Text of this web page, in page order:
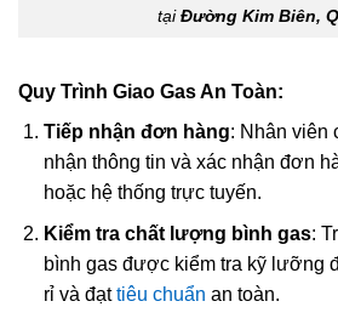
tạiĐường Kim Biên,
Quy Trình Giao Gas An Toàn:
Tiếp nhận đơn hàng: Nhân viên
nhận thông tin và xác nhận đơn
hoặc hệ thống trực tuyến.
Kiểm tra chất lượng bình gas:
bình gas được kiểm tra kỹ lưỡng
rỉ và đạttiêu chuẩn an toàn.